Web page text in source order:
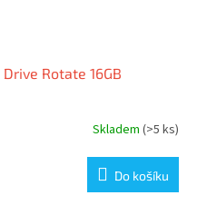
Rotate 16GB
Skladem (>5 ks)
Do košíku